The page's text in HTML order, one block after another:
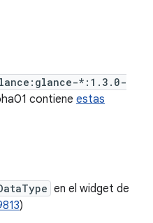
*:1.3.0-
contiene estas
en el widget de
)